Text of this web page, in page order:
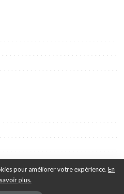
- Tous droits réservés | Créé par Ewing
pour améliorer votre expérience. En
savoir plus.